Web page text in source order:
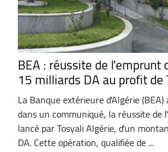
BEA : réussite de l'emprunt
15 milliards DA au profit de
La Banque extérieure d'Algérie
dans un communiqué, la réussite
lancé par Tosyali Algérie, d'un
DA. Cette opération, qualifiée de ...